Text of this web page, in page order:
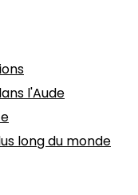
l'Aude
long du monde